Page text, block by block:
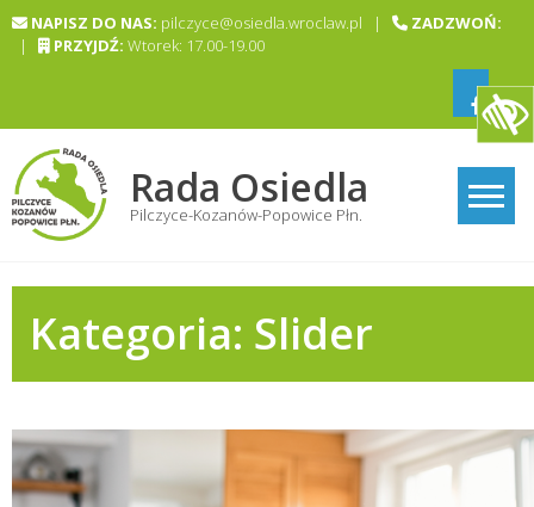
Skip NAPISZ DO NAS: pilczyce@osiedla.wroclaw.pl |
ZADZWOŃ:
|
PRZYJDŹ: Wtorek: 17.00-19.00
Rada Osiedla
Pilczyce-Kozanów-Popowice Płn.
Kategoria: Slider